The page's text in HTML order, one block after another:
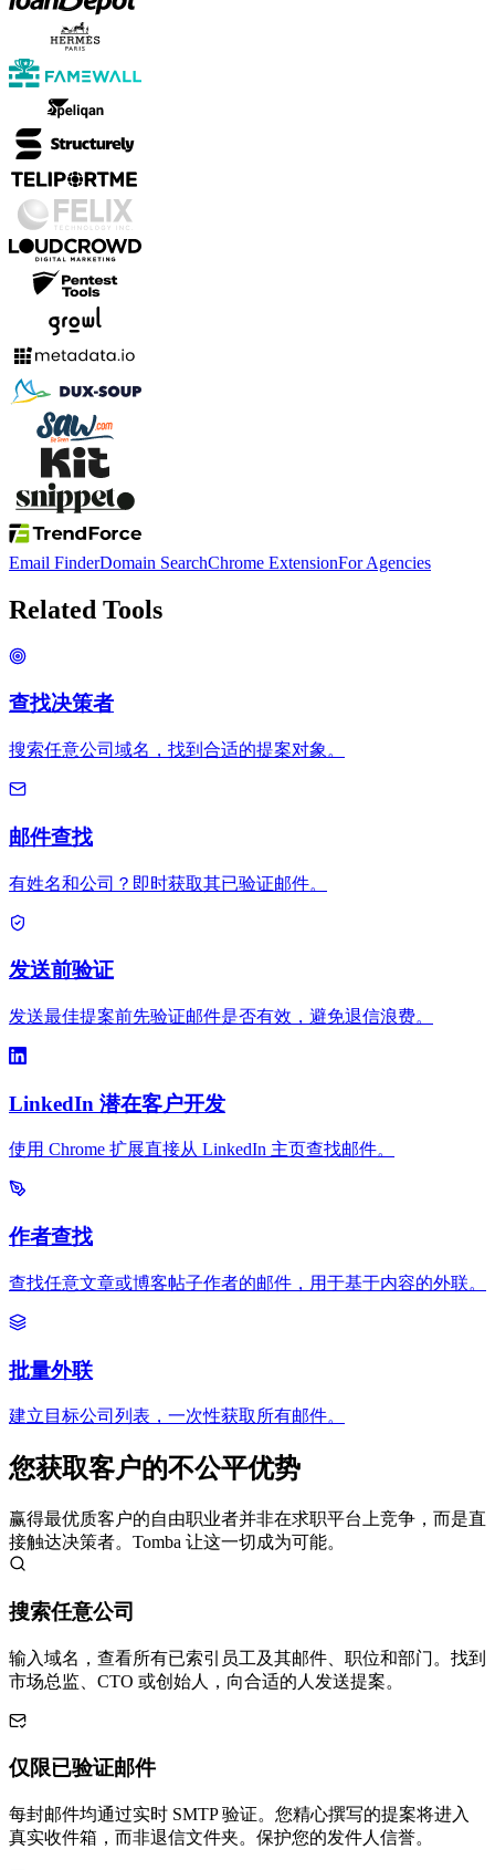
Email FinderDomain SearchChrome ExtensionFor Agencies
Related Tools
查找决策者
搜索任意公司域名，找到合适的提案对象。
邮件查找
有姓名和公司？即时获取其已验证邮件。
发送前验证
发送最佳提案前先验证邮件是否有效，避免退信浪费。
LinkedIn 潜在客户开发
使用 Chrome 扩展直接从 LinkedIn 主页查找邮件。
作者查找
查找任意文章或博客帖子作者的邮件，用于基于内容的外联。
批量外联
建立目标公司列表，一次性获取所有邮件。
您获取客户的不公平优势
赢得最优质客户的自由职业者并非在求职平台上竞争，而是直
接触达决策者。Tomba 让这一切成为可能。
搜索任意公司
输入域名，查看所有已索引员工及其邮件、职位和部门。找到
市场总监、CTO 或创始人，向合适的人发送提案。
仅限已验证邮件
每封邮件均通过实时 SMTP 验证。您精心撰写的提案将进入
真实收件箱，而非退信文件夹。保护您的发件人信誉。